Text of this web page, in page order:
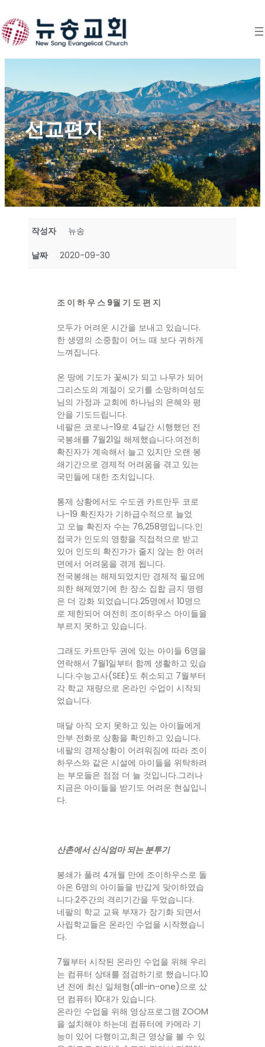
to
content
선교편지
작성자 뉴송
날짜 2020-09-30
조 이 하 우 스 9월 기 도 편 지
모두가 어려운 시간을 보내고 있습니다.
한 생명의 소중함이 어느 때 보다 귀하게
느껴집니다.
온 땅에 기도가 꽃씨가 되고 나무가 되어
그리스도의 계절이 오기를 소망하며성도
님의 가정과 교회에 하나님의 은혜와 평
안을 기도드립니다.
네팔은 코로나-19로 4달간 시행했던 전
국봉쇄를 7월21일 해제했습니다.여전히
확진자가 계속해서 늘고 있지만 오랜 봉
쇄기간으로 경제적 어려움을 겪고 있는
국민들에 대한 조치입니다.
통제 상황에서도 수도권 카트만두 코로
나-19 확진자가 기하급수적으로 늘었
고 오늘 확진자 수는 76,258명입니다.인
접국가 인도의 영향을 직접적으로 받고
있어 인도의 확진가가 줄지 않는 한 여러
면에서 어려움을 겪게 됩니다.
전국봉쇄는 해제되었지만 경제적 필요에
의한 해제였기에 한 장소 집합 금지 명령
은 더 강화 되었습니다.25명에서 10명으
로 제한되어 여전히 조이하우스 아이들을
부르지 못하고 있습니다.
그래도 카트만두 권에 있는 아이들 6명을
연락해서 7월1일부터 함께 생활하고 있습
니다.수능고사(SEE)도 취소되고 7월부터
각 학교 재량으로 온라인 수업이 시작되
었습니다.
매달 아직 오지 못하고 있는 아이들에게
안부 전화로 상황을 확인하고 있습니다.
네팔의 경제상황이 어려워짐에 따라 조이
하우스와 같은 시설에 아이들을 위탁하려
는 부모들은 점점 더 늘 것입니다.그러나
지금은 아이들을 받기도 어려운 현실입니
다.
산촌에서 신식엄마 되는 분투기
봉쇄가 풀려 4개월 만에 조이하우스로 돌
아온 6명의 아이들을 반갑게 맞이하였습
니다.2주간의 격리기간을 두었습니다.
네팔의 학교 교육 부재가 장기화 되면서
사립학교들은 온라인 수업을 시작했습니
다.
7월부터 시작된 온라인 수업을 위해 우리
는 컴퓨터 상태를 점검하기로 했습니다.10
년 전에 최신 일체형(all-in-one)으로 샀
던 컴퓨터 10대가 있습니다.
온라인 수업을 위해 영상프로그램 ZOOM
을 설치해야 하는데 컴퓨터에 카메라 기
능이 있어 다행이고,최근 영상을 볼 수 있